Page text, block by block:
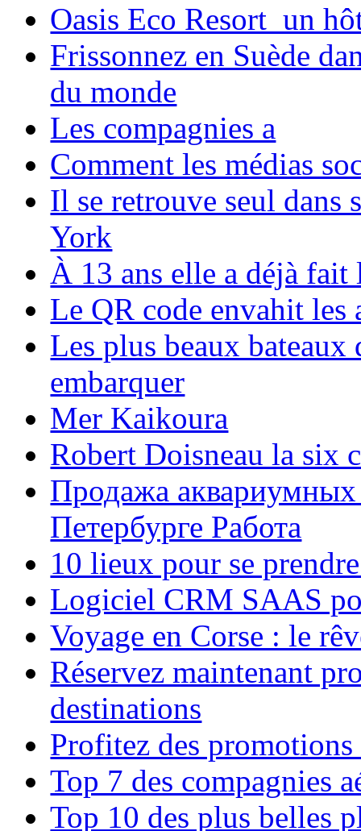
Oasis Eco Resort un
Frissonnez en Suède
du monde
Les compagnies a
Comment les médias
Il se retrouve seul dans
York
À 13 ans elle a déjà
Le QR code envahit les
Les plus beaux bateaux
embarquer
Mer Kaikoura
Robert Doisneau la six
Продажа аквариумных
Петербурге Работа
10 lieux pour se
Logiciel CRM SAAS
Voyage en Corse : le
Réservez maintenant
destinations
Profitez des
Top 7 des compagnies
Top 10 des plus belles